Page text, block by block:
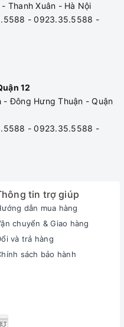
Thanh Xuân - Hà Nội
- 0923.35.5588 -
12
- Đông Hưng Thuận - Quận
- 0923.35.5588 -
tin trợ giúp
dẫn mua hàng
chuyển & Giao hàng
và trả hàng
sách bảo hành